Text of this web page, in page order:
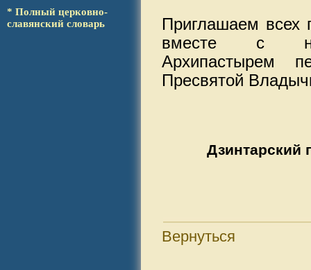
* Полный церковно-
сла­вянс­кий словарь
Приглашаем всех
вместе с
Архипастырем
Пресвятой
Дзинтарский
Вернуться